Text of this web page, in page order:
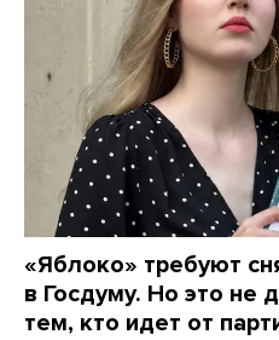
«Яблоко» требуют
в Госдуму. Но это не
тем, кто идет от